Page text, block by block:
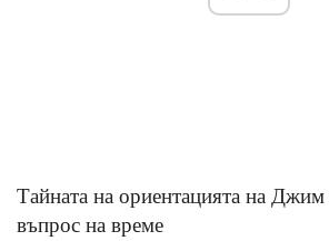
Тайната на ориентацията на
въпрос на време